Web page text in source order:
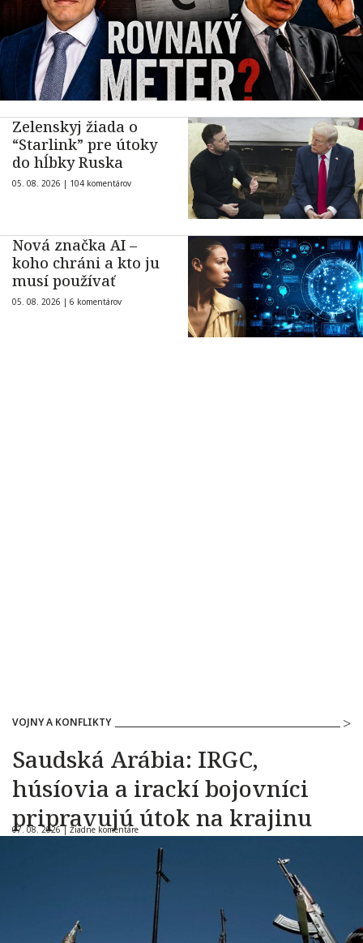
Zelenskyj žiada o
“Starlink” pre útoky
do hĺbky Ruska
05. 08. 2026 | 104 komentárov
Nová značka AI –
koho chráni a kto ju
musí používať
05. 08. 2026 | 6 komentárov
VOJNY A KONFLIKTY
Saudská Arábia: IRGC,
húsíovia a irackí bojovníci
pripravujú útok na krajinu
07. 08. 2026 | Žiadne komentáre